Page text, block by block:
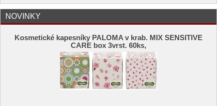
NOVINKY
Kosmetické kapesníky PALOMA v krab. MIX SENSITIVE
CARE box 3vrst. 60ks,